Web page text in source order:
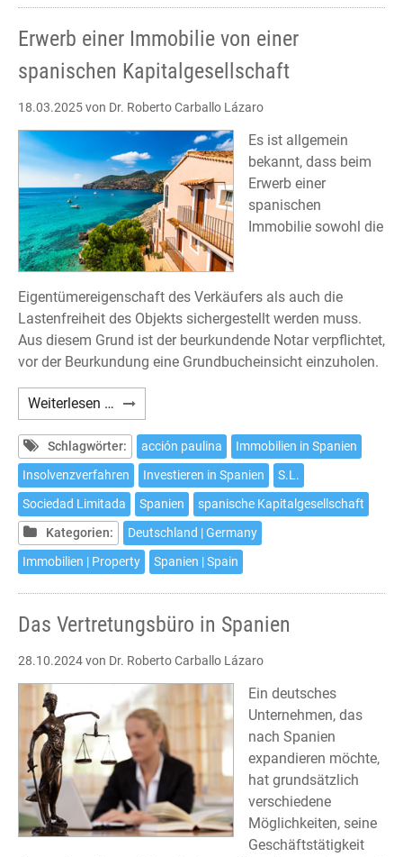
Erwerb einer Immobilie von einer
spanischen Kapitalgesellschaft
18.03.2025von Dr. Roberto Carballo Lázaro
Es ist allgemein
bekannt, dass beim
Erwerb einer
spanischen
Immobilie sowohl die
Eigentümereigenschaft des Verkäufers als auch die
Lastenfreiheit des Objekts sichergestellt werden muss.
Aus diesem Grund ist der beurkundende Notar verpflichtet,
vor der Beurkundung eine Grundbucheinsicht einzuholen.
Weiterlesen … Erwerb
einer
Immobilie
von
einer
spanischen
Kapitalgesellschaft
Schlagwörter: acción paulina
Immobilien in Spanien
Insolvenzverfahren
Investieren in Spanien
S.L.
Sociedad Limitada
Spanien
spanische Kapitalgesellschaft
Kategorien:
Deutschland | Germany
Immobilien | Property
Spanien | Spain
Das Vertretungsbüro in Spanien
28.10.2024von Dr. Roberto Carballo Lázaro
Ein deutsches
Unternehmen, das
nach Spanien
expandieren möchte,
hat grundsätzlich
verschiedene
Möglichkeiten, seine
Geschäftstätigkeit